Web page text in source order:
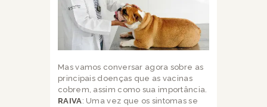
Mas vamos conversar agora sobre as
principais doenças que as vacinas
cobrem, assim como sua importância.
RAIVA: Uma vez que os sintomas se